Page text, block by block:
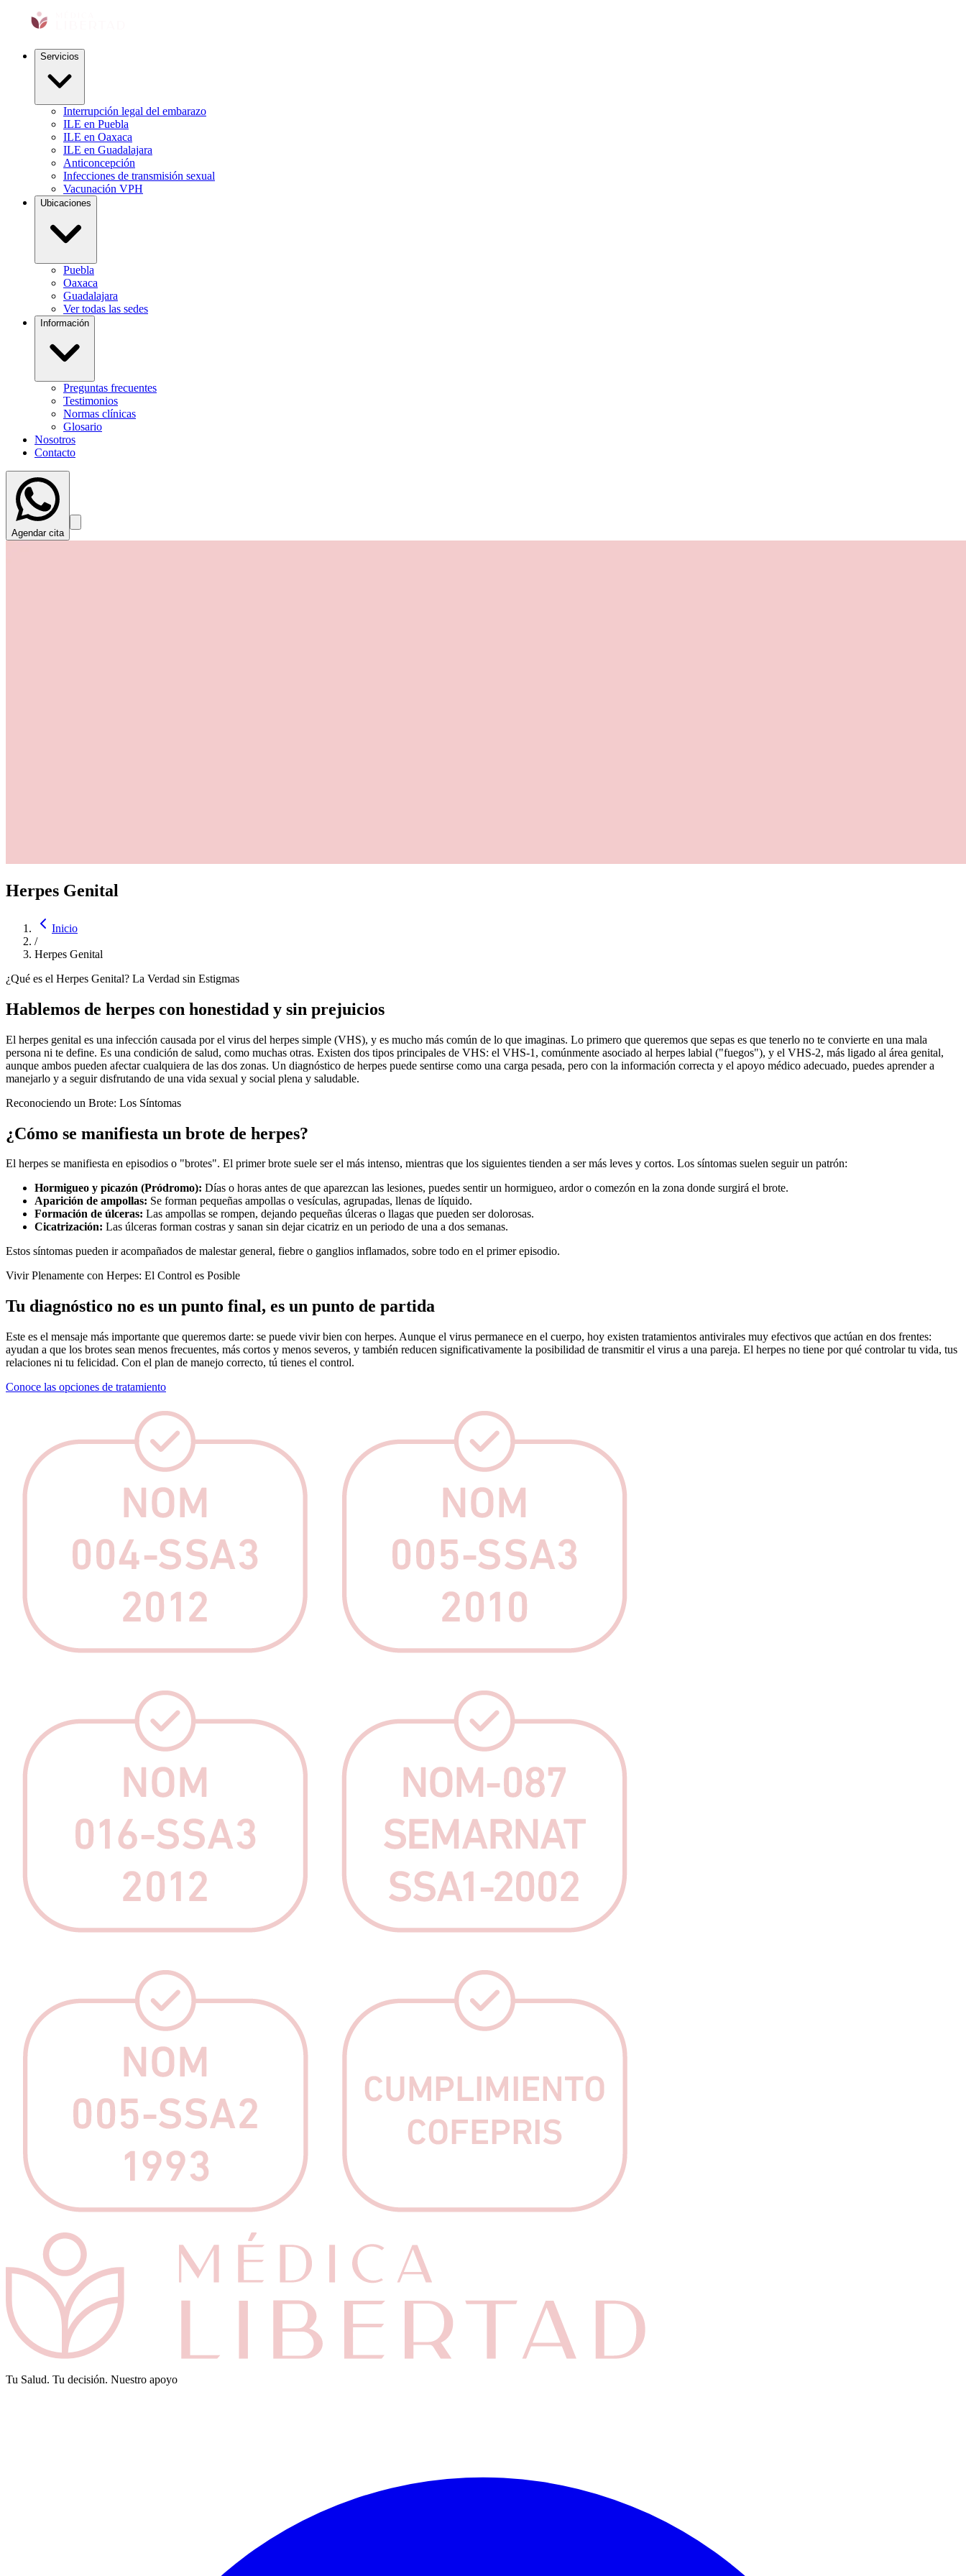
Servicios
Interrupción legal del embarazo
ILE en Puebla
ILE en Oaxaca
ILE en Guadalajara
Anticoncepción
Infecciones de transmisión sexual
Vacunación VPH
Ubicaciones
Puebla
Oaxaca
Guadalajara
Ver todas las sedes
Información
Preguntas frecuentes
Testimonios
Normas clínicas
Glosario
Nosotros
Contacto
Agendar cita
Herpes Genital
Inicio
/
Herpes Genital
¿Qué es el Herpes Genital? La Verdad sin Estigmas
Hablemos de herpes con honestidad y sin prejuicios
El herpes genital es una infección causada por el virus del herpes simple (VHS), y es mucho más común de lo que imaginas. Lo primero que queremos que sepas es que tenerlo no te convierte en una mala
persona ni te define. Es una condición de salud, como muchas otras. Existen dos tipos principales de VHS: el VHS-1, comúnmente asociado al herpes labial ("fuegos"), y el VHS-2, más ligado al área genital,
aunque ambos pueden afectar cualquiera de las dos zonas. Un diagnóstico de herpes puede sentirse como una carga pesada, pero con la información correcta y el apoyo médico adecuado, puedes aprender a
manejarlo y a seguir disfrutando de una vida sexual y social plena y saludable.
Reconociendo un Brote: Los Síntomas
¿Cómo se manifiesta un brote de herpes?
El herpes se manifiesta en episodios o "brotes". El primer brote suele ser el más intenso, mientras que los siguientes tienden a ser más leves y cortos. Los síntomas suelen seguir un patrón:
Hormigueo y picazón (Pródromo): Días o horas antes de que aparezcan las lesiones, puedes sentir un hormigueo, ardor o comezón en la zona donde surgirá el brote.
Aparición de ampollas: Se forman pequeñas ampollas o vesículas, agrupadas, llenas de líquido.
Formación de úlceras: Las ampollas se rompen, dejando pequeñas úlceras o llagas que pueden ser dolorosas.
Cicatrización: Las úlceras forman costras y sanan sin dejar cicatriz en un periodo de una a dos semanas.
Estos síntomas pueden ir acompañados de malestar general, fiebre o ganglios inflamados, sobre todo en el primer episodio.
Vivir Plenamente con Herpes: El Control es Posible
Tu diagnóstico no es un punto final, es un punto de partida
Este es el mensaje más importante que queremos darte: se puede vivir bien con herpes. Aunque el virus permanece en el cuerpo, hoy existen tratamientos antivirales muy efectivos que actúan en dos frentes:
ayudan a que los brotes sean menos frecuentes, más cortos y menos severos, y también reducen significativamente la posibilidad de transmitir el virus a una pareja. El herpes no tiene por qué controlar tu vida, tus
relaciones ni tu felicidad. Con el plan de manejo correcto, tú tienes el control.
Conoce las opciones de tratamiento
Tu Salud. Tu decisión. Nuestro apoyo